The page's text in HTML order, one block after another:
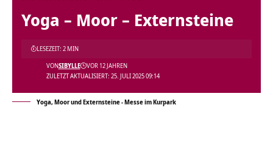
Yoga – Moor – Externsteine
ZULETZT AKTUALISIERT: 25. JULI 2025 09:14
VONSIBYLLE VOR 12 JAHREN
LESEZEIT: 2 MIN
Yoga, Moor und Externsteine - Messe im Kurpark